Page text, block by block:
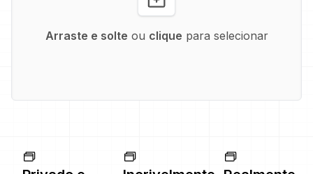
Arraste e solte ou clique para selecionar